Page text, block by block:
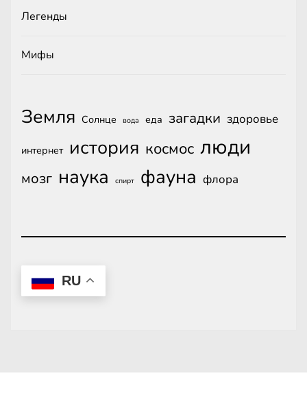
Легенды
Мифы
Земля Солнце вода еда загадки здоровье
интернет история космос люди
мозг наука спирт фауна флора
RU